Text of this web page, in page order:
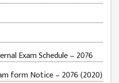
Exam Schedule – 2076
form Notice – 2076 (2020)